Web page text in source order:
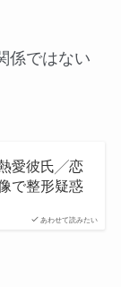
係ではない
あわせて読みたい
愛彼氏╱恋
で整形疑惑